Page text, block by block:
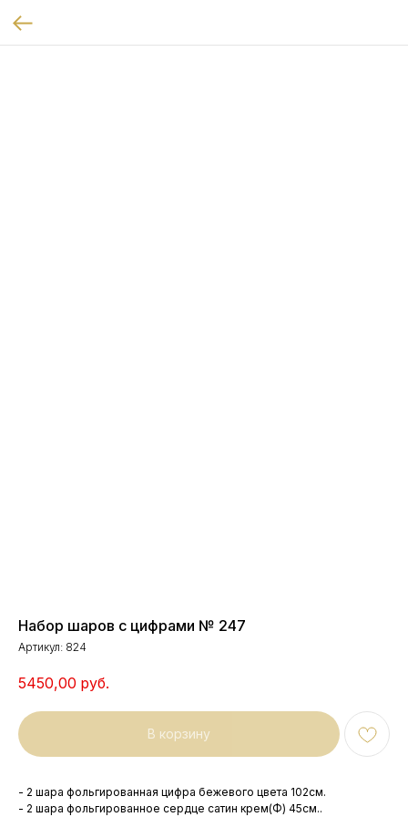
Набор шаров с цифрами № 247
Артикул: 824
5450,00 руб.
В корзину
- 2 шара фольгированная цифра бежевого цвета 102см.
- 2 шара фольгированное сердце сатин крем(Ф) 45см..